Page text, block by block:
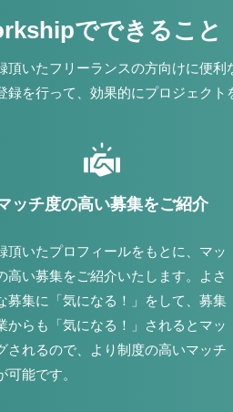
でできること
頂いたフリーランスの方向けに便利
録を行って、効果的にプロジェクト
ッチ度の高い募集をご紹介
頂いたプロフィールをもとに、マッ
高い募集をご紹介いたします。よさ
募集に「気になる！」をして、募集
からも「気になる！」されるとマッ
されるので、より制度の高いマッチ
可能です。